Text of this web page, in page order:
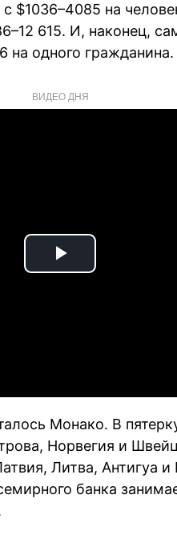
$1036–4085 на
615. И, наконец,
на одного гражданина.
ВИДЕО ДНЯ
Play
Монако. В
Норвегия и
Литва, Антигуа
банка